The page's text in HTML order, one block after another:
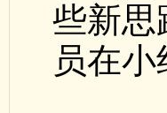
些新思
员在